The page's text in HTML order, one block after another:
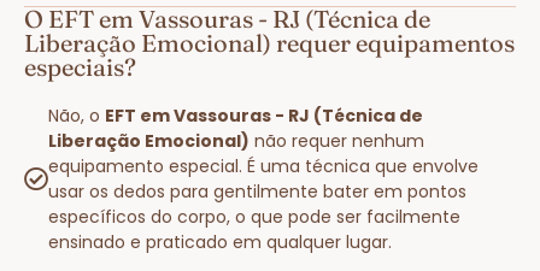
O EFT em Vassouras - RJ (Técnica de
Liberação Emocional) requer equipamentos
especiais?
Não, o EFT em Vassouras - RJ (Técnica de
Liberação Emocional) não requer nenhum
equipamento especial. É uma técnica que envolve
usar os dedos para gentilmente bater em pontos
específicos do corpo, o que pode ser facilmente
ensinado e praticado em qualquer lugar.